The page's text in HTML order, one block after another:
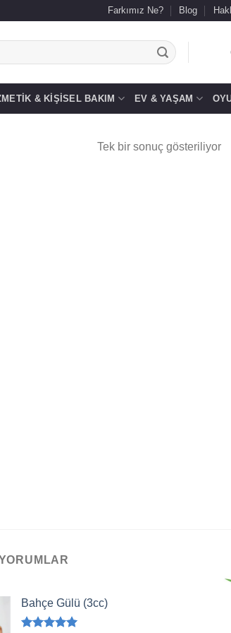
Farkımız Ne? Blog
& KIŞISEL BAKIM EV & YAŞAM
Tek bir sonuç gösteriliyor
Bahçe Gülü (3cc)